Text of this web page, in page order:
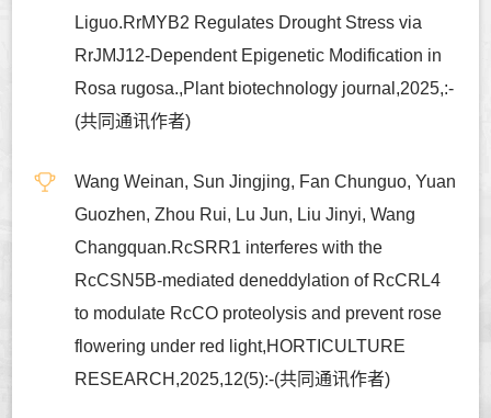
Liguo.RrMYB2 Regulates Drought Stress via
RrJMJ12-Dependent Epigenetic Modification in
Rosa rugosa.,Plant biotechnology journal,2025,:-
(共同通讯作者)
Wang Weinan, Sun Jingjing, Fan Chunguo, Yuan
Guozhen, Zhou Rui, Lu Jun, Liu Jinyi, Wang
Changquan.RcSRR1 interferes with the
RcCSN5B-mediated deneddylation of RcCRL4
to modulate RcCO proteolysis and prevent rose
flowering under red light,HORTICULTURE
RESEARCH,2025,12(5):-(共同通讯作者)